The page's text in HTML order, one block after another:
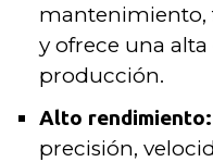
mantenimiento,
y ofrece una
producción.
Alto rendimiento:
precisión,